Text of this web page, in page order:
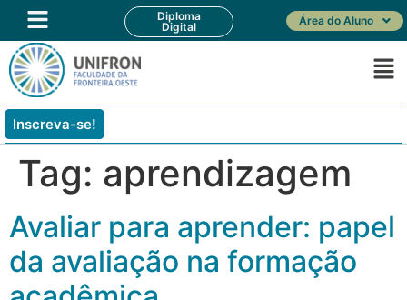
Diploma
Digital
Área do Aluno
Inscreva-se!
Tag: aprendizagem
Avaliar para aprender: papel
da avaliação na formação